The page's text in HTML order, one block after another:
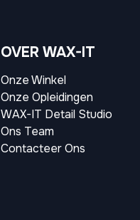
OVER WAX-IT
Onze Winkel
Onze Opleidingen
WAX-IT Detail Studio
Ons Team
Contacteer Ons